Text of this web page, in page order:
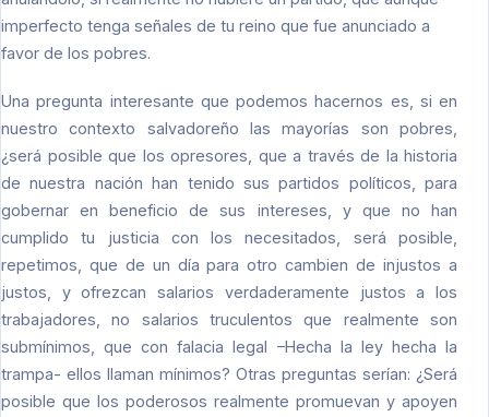
imperfecto tenga señales de tu reino que fue anunciado a
favor de los pobres.
Una pregunta interesante que podemos hacernos es, si en
nuestro contexto salvadoreño las mayorías son pobres,
¿será posible que los opresores, que a través de la historia
de nuestra nación han tenido sus partidos políticos, para
gobernar en beneficio de sus intereses, y que no han
cumplido tu justicia con los necesitados, será posible,
repetimos, que de un día para otro cambien de injustos a
justos, y ofrezcan salarios verdaderamente justos a los
trabajadores, no salarios truculentos que realmente son
submínimos, que con falacia legal –Hecha la ley hecha la
trampa- ellos llaman mínimos? Otras preguntas serían: ¿Será
posible que los poderosos realmente promuevan y apoyen